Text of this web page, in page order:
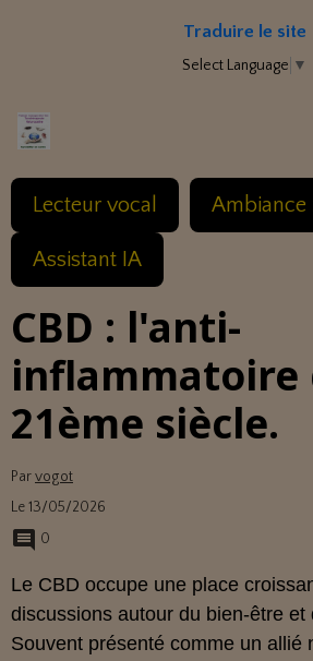
Traduire le site
Select Language ▼
Lecteur vocal Ambiance
Assistant IA
CBD : l'anti-
inflammatoire
21ème siècle.
Parvogot
Le 13/05/2026
0
Le CBD occupe une place
discussions autour du bien‑être
Souvent présenté comme un allié